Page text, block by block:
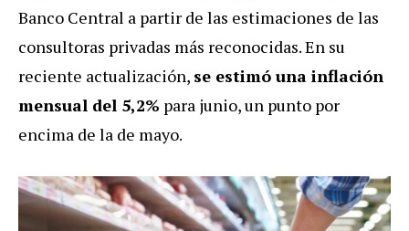
Banco Central a partir de las estimaciones de las
consultoras privadas más reconocidas. En su
reciente actualización, se estimó una inflación
mensual del 5,2% para junio, un punto por
encima de la de mayo.